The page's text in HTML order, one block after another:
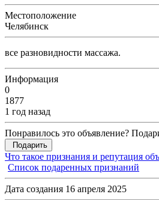
Местоположение
Челябинск
все разновидности массажа.
Информация
0
1877
1 год назад
Понравилось это объявление?
Подарить
Что такое признания и репутация
Список подаренных признаний
Дата создания 16 апреля 2025